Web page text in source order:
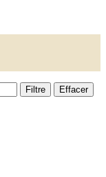
Filtre Effacer